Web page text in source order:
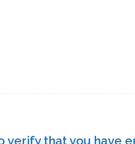
verify that you have